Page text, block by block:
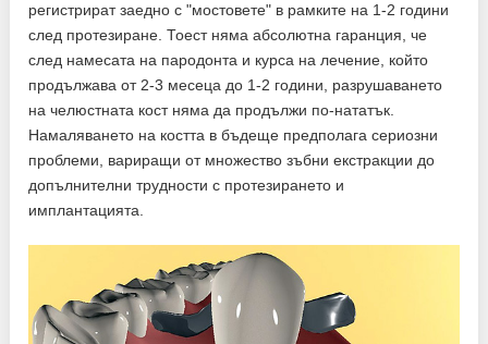
регистрират заедно с "мостовете" в рамките на 1-2 години
след протезиране. Тоест няма абсолютна гаранция, че
след намесата на пародонта и курса на лечение, който
продължава от 2-3 месеца до 1-2 години, разрушаването
на челюстната кост няма да продължи по-нататък.
Намаляването на костта в бъдеще предполага сериозни
проблеми, вариращи от множество зъбни екстракции до
допълнителни трудности с протезирането и
имплантацията.